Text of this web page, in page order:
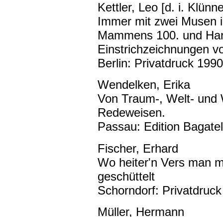
Kettler, Leo [d. i.
Immer mit zwei Musen
Mammens 100. und
Einstrichzeichnungen
Berlin: Privatdruck
Wendelken, Erika
Von Traum-, Welt- und
Redeweisen.
Passau: Edition
Fischer, Erhard
Wo heiter'n Vers man
geschüttelt
Schorndorf:
Müller, Hermann